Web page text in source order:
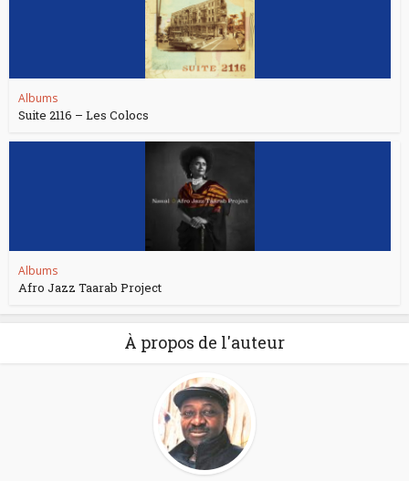
Albums
Suite 2116 – Les Colocs
Albums
Afro Jazz Taarab Project
À propos de l'auteur